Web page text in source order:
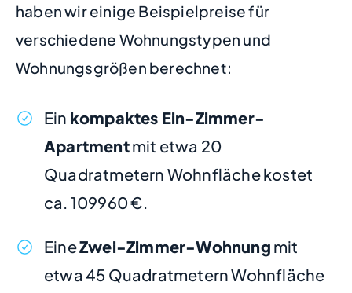
haben wir einige Beispielpreise für
verschiedene Wohnungstypen und
Wohnungsgrößen berechnet:
Ein kompaktes Ein-Zimmer-
Apartmentmit etwa 20
Quadratmetern Wohnfläche kostet
ca. 109960 €.
EineZwei-Zimmer-Wohnung mit
etwa 45 Quadratmetern Wohnfläche